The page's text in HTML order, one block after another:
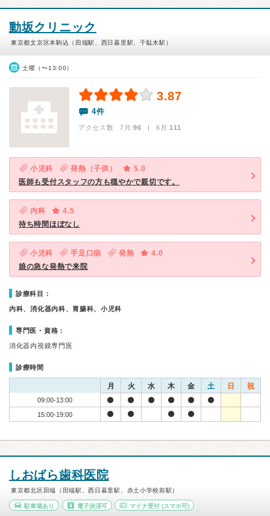
動坂クリニック
東京都文京区本駒込（田端駅、西日暮里駅、千駄木駅）
土曜（〜13:00）
3.87
4件
アクセス数 7月:96 | 6月:111
小児科 発熱（子供）
5.0
医師も受付スタッフの方も穏やかで親切です。
内科
4.5
待ち時間ほぼなし
小児科 手足口病 発熱
4.0
娘の急な発熱で来院
診療科目：
内科、消化器内科、胃腸科、小児科
専門医・資格：
消化器内視鏡専門医
診療時間
月 火 水 木 金 土 日 祝
09:00-13:00
15:00-19:00
しおばら歯科医院
東京都北区田端（田端駅、西日暮里駅、赤土小学校前駅）
駐車場あり 電子決済可 マイナ受付 (スマホ可)